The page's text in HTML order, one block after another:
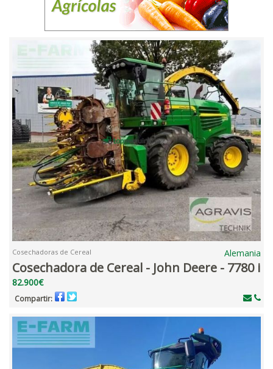
Cosechadoras de Cereal Alemania
Cosechadora de Cereal - John Deere - 7780 i
82.900€
Compartir: